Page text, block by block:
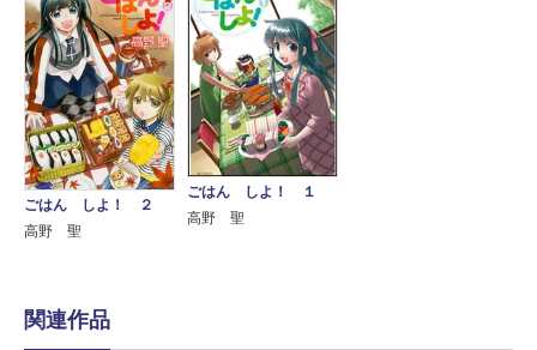
ごはん しよ！ ２
高野 聖
ごはん しよ！ １
高野 聖
関連作品